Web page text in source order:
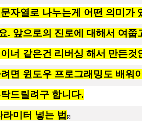
자열로 나누는게 어떤 의미가
. 앞으로의 진로에 대해서 여쭙
너 같은건 리버싱 해서 만든것
면 윈도우 프로그래밍도 배워
드릴려구 합니다.
미터 넣는 법 [2]